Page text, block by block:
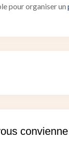
pour organiser un
convienne